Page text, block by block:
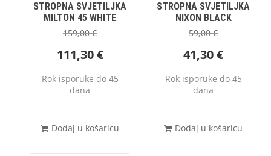
STROPNA SVJETILJKA
MILTON 45 WHITE
159,00€
111,30€
Rok isporuke do 45
dana
Dodaj u košaricu
STROPNA SVJETILJKA
NIXON BLACK
59,00€
41,30€
Rok isporuke do 45
dana
Dodaj u košaricu